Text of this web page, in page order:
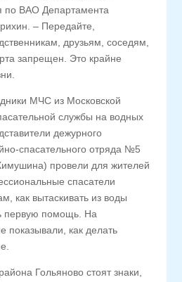
по ВАО Департамента
– Передайте,
друзьям, соседям,
запрещен. Это крайне
МЧС из Московской
службы на водных
дежурного
спасательного отряда №5
провели для жителей
спасатели
как вытаскивать из воды
первую помощь. На
показывали, как делать
Гольяново стоят знаки,